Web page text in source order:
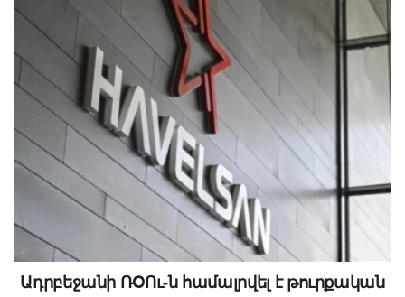
Ադրբեջանի ՌՕՈւ-ն համալրվել է թուրքական